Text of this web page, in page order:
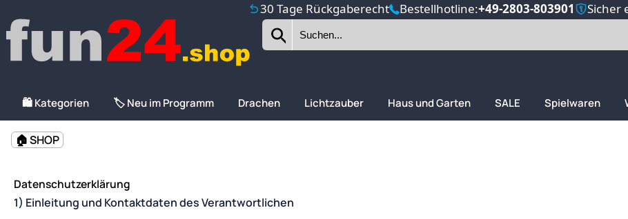
30 Tage Rückgaberecht Bestellhotline:+49-2803-803901 Sicher
🛍️ Kategorien 🏷️ Neu im Programm Drachen Lichtzauber Haus und Garten SALE Spielwaren
🏠 SHOP
Datenschutzerklärung
1) Einleitung und Kontaktdaten des Verantwortlichen